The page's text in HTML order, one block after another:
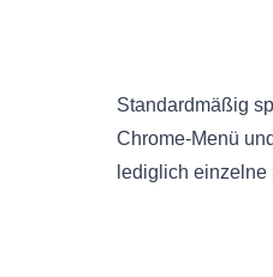
Standardmäßig
Chrome-Menü
lediglich